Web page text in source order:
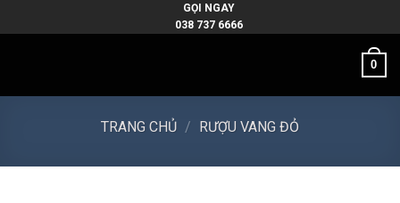
to
GỌI NGAY
038 737 6666
0
TRANG CHỦ / RƯỢU VANG ĐỎ